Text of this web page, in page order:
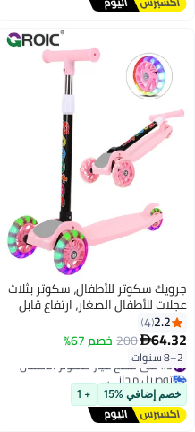
جرويك سكوتر للأطفال، سكوتر بثلاث
عجلات للأطفال الصغار، ارتفاع قابل
للتعديل إلى 4 مستويات، توجيه
بالانحناء، سطح عريض للغاية، عجلات
مضيئة، سكوتر قابل للطي، أنشطة
خارجية للأطفال الصغار (وردي)
2.2
4
64.32
200 خصم 67%
2–8 سنوات #3 في قطع غيار سكوتر الاطفال
توصيل مجاني
#3 في قطع غيار سكوتر الاطفال
خصم إضافي %15 + 1